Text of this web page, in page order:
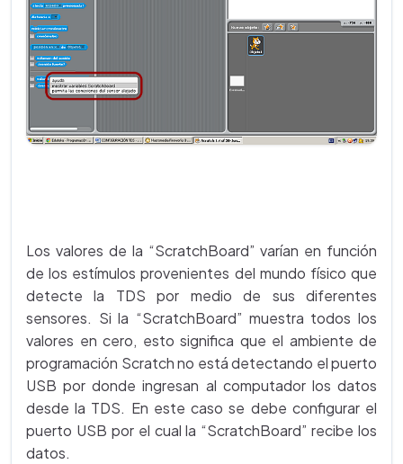
Los valores de la “ScratchBoard” varían en función
de los estímulos provenientes del mundo físico que
detecte la TDS por medio de sus diferentes
sensores. Si la “ScratchBoard” muestra todos los
valores en cero, esto significa que el ambiente de
programación Scratch no está detectando el puerto
USB por donde ingresan al computador los datos
desde la TDS. En este caso se debe configurar el
puerto USB por el cual la “ScratchBoard” recibe los
datos.